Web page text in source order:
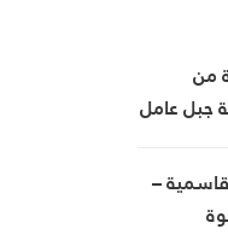
من
جبل عامل
–